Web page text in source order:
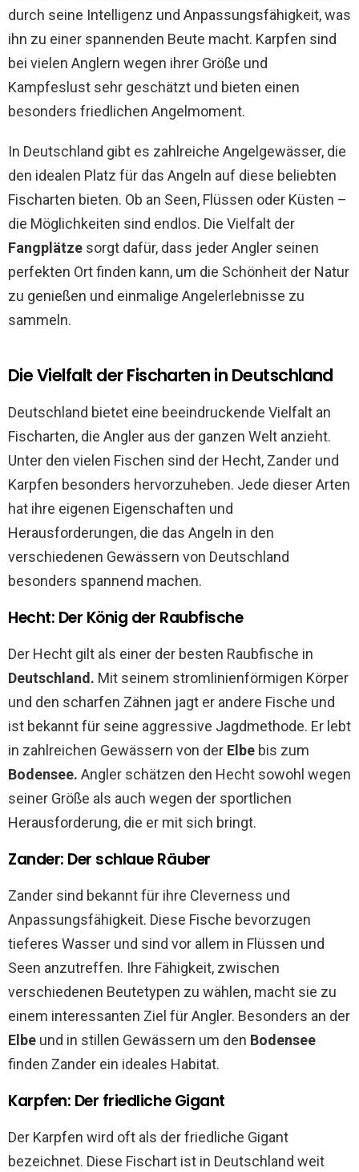
durch seine Intelligenz und Anpassungsfähigkeit, was
ihn zu einer spannenden Beute macht. Karpfen sind
bei vielen Anglern wegen ihrer Größe und
Kampfeslust sehr geschätzt und bieten einen
besonders friedlichen Angelmoment.
In Deutschland gibt es zahlreiche Angelgewässer, die
den idealen Platz für das Angeln auf diese beliebten
Fischarten bieten. Ob an Seen, Flüssen oder Küsten –
die Möglichkeiten sind endlos. Die Vielfalt der
Fangplätze sorgt dafür, dass jeder Angler seinen
perfekten Ort finden kann, um die Schönheit der Natur
zu genießen und einmalige Angelerlebnisse zu
sammeln.
Die Vielfalt der Fischarten in Deutschland
Deutschland bietet eine beeindruckende Vielfalt an
Fischarten, die Angler aus der ganzen Welt anzieht.
Unter den vielen Fischen sind der Hecht, Zander und
Karpfen besonders hervorzuheben. Jede dieser Arten
hat ihre eigenen Eigenschaften und
Herausforderungen, die das Angeln in den
verschiedenen Gewässern von Deutschland
besonders spannend machen.
Hecht: Der König der Raubfische
Der Hecht gilt als einer der besten Raubfische in
Deutschland. Mit seinem stromlinienförmigen Körper
und den scharfen Zähnen jagt er andere Fische und
ist bekannt für seine aggressive Jagdmethode. Er lebt
in zahlreichen Gewässern von der Elbe bis zum
Bodensee. Angler schätzen den Hecht sowohl wegen
seiner Größe als auch wegen der sportlichen
Herausforderung, die er mit sich bringt.
Zander: Der schlaue Räuber
Zander sind bekannt für ihre Cleverness und
Anpassungsfähigkeit. Diese Fische bevorzugen
tieferes Wasser und sind vor allem in Flüssen und
Seen anzutreffen. Ihre Fähigkeit, zwischen
verschiedenen Beutetypen zu wählen, macht sie zu
einem interessanten Ziel für Angler. Besonders an der
Elbe und in stillen Gewässern um den Bodensee
finden Zander ein ideales Habitat.
Karpfen: Der friedliche Gigant
Der Karpfen wird oft als der friedliche Gigant
bezeichnet. Diese Fischart ist in Deutschland weit